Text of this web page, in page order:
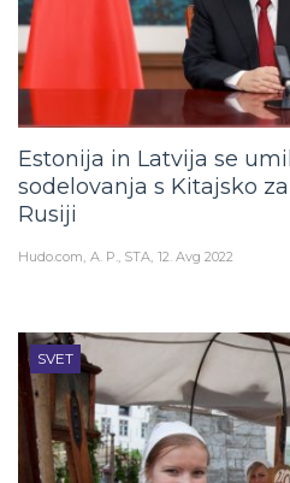
Estonija in Latvija se
sodelovanja s Kitajsko
Rusiji
Hudo.com A. P., STA 12. Avg 2022
SVET